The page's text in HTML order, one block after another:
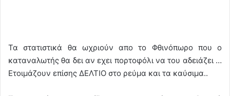
Τα στατιστικά θα ωχριούν απο το Φθινόπωρο που ο
καταναλωτής θα δει αν εχει πορτοφόλι να του αδειάζει …
Ετοιμάζουν επίσης ΔΕΛΤΙΟ στο ρεύμα και τα καύσιμα..